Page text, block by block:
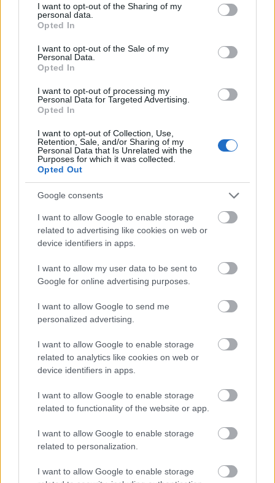
not limited to your visit or usage behaviour. You may click to
grant or deny consent to Google and its third-party tags to
use your data for below specified purposes in below Google
consent section.
I want to opt-out of the Sharing of my
personal data.
Opted In
I want to opt-out of the Sale of my
Personal Data.
Opted In
I want to opt-out of processing my
Personal Data for Targeted Advertising.
Opted In
I want to opt-out of Collection, Use,
Retention, Sale, and/or Sharing of my
Personal Data that Is Unrelated with the
Purposes for which it was collected.
Opted Out
Google consents
I want to allow Google to enable storage
related to advertising like cookies on web or
device identifiers in apps.
I want to allow my user data to be sent to
Google for online advertising purposes.
I want to allow Google to send me
personalized advertising.
I want to allow Google to enable storage
related to analytics like cookies on web or
device identifiers in apps.
I want to allow Google to enable storage
related to functionality of the website or app.
I want to allow Google to enable storage
related to personalization.
I want to allow Google to enable storage
TörökÁkos•2020. január 27.
Új helyszínre, a Stúdió K-ba költözik az DEKK Színház
monodrámája, az Első kétszáz évem. A Királyhegyi
Pál életét feldolgozó előadás legközelebb február 4-
én este 8 órától látható. „Akinek van humora,
mindent tud. Akinek nincs, mindenre képes” –
mondta Királyhegyi Pál, a népszerű humorista, aki…
FACT – 4 nap, több mint 40 program
TörökÁkos•2020. január 24.
Február 6-9. között negyedik alkalommal rendezi
meg a Színház- és Filmművészeti Egyetem a FACT
(Festival Arts Cinema Theatre) nemzetközi fesztivált.